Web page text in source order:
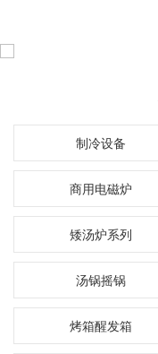
制冷设备
商用电磁炉
矮汤炉系列
汤锅摇锅
烤箱醒发箱